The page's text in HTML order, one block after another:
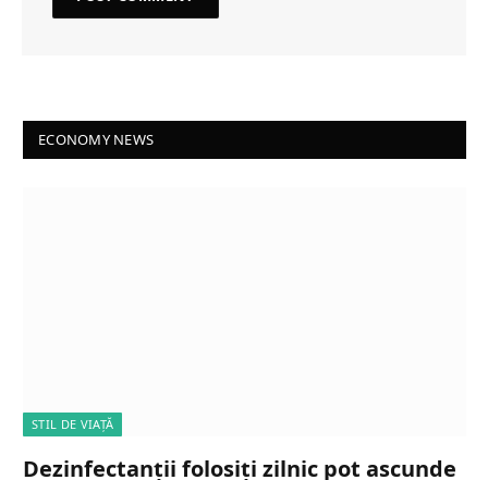
ECONOMY NEWS
STIL DE VIAȚĂ
Dezinfectanții folosiți zilnic pot ascunde